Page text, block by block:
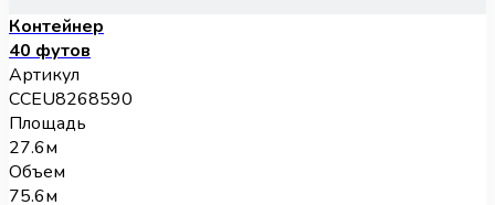
Контейнер
40 футов
Артикул
CCEU8268590
Площадь
27.6м
Объем
75.6м